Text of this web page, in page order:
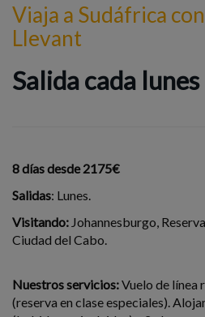
Viaja a Sudáfrica
Llevant
Salida cada lunes
8 días desde 2175€
Salidas: Lunes.
Visitando: Johannesburgo,
Ciudad del Cabo.
Nuestros servicios:Vuelo de línea
(reserva en clase especiales).